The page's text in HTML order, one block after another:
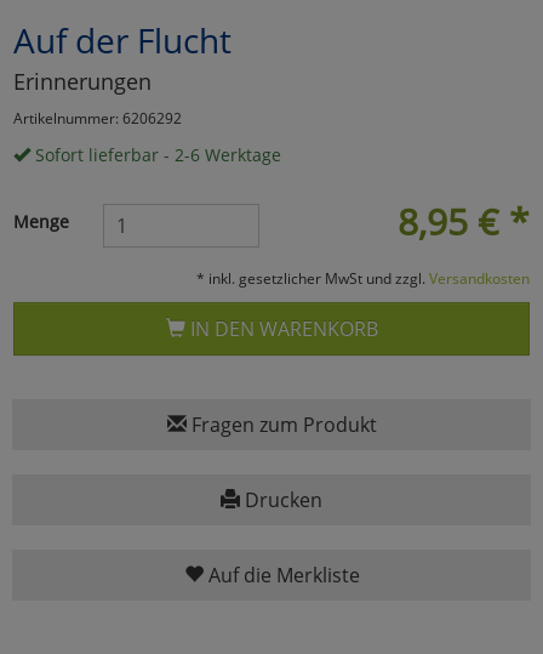
Auf der Flucht
Erinnerungen
Artikelnummer: 6206292
Sofort lieferbar - 2-6 Werktage
8,95 € *
Menge
* inkl. gesetzlicher MwSt und zzgl. Versandkosten
IN DEN WARENKORB
Fragen zum Produkt
Drucken
Auf die Merkliste
Marketing
Umfragetools
Cookies
Alle Akzeptieren
Cookies
zurückzu Haupptseite